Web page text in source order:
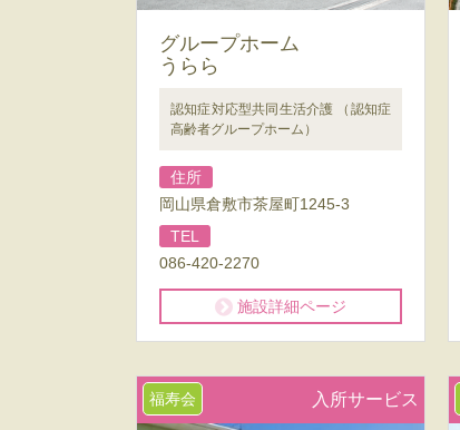
グループホーム
うらら
認知症対応型共同生活介護 （認知症
高齢者グループホーム）
住所
岡山県倉敷市茶屋町1245-3
TEL
086-420-2270
施設詳細ページ
福寿会 入所サービス